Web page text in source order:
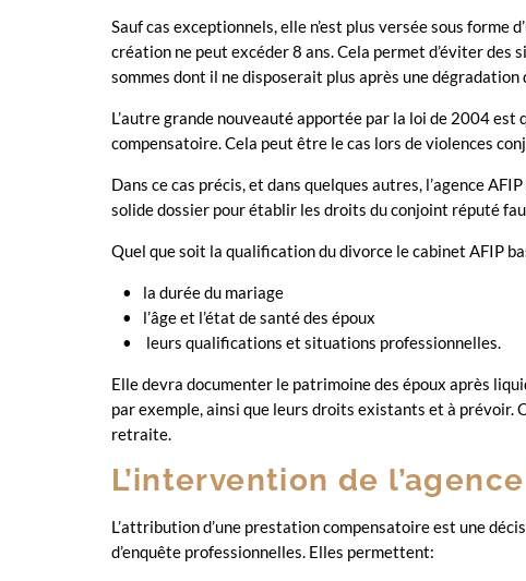
Sauf cas exceptionnels, elle n’est plus versée sous forme
création ne peut excéder 8 ans. Cela permet d’éviter
sommes dont il ne disposerait plus après une
L’autre grande nouveauté apportée par la loi de 2004
compensatoire. Cela peut être le cas lors de violences
Dans ce cas précis, et dans quelques autres, l’agence
solide dossier pour établir les droits du conjoint réputé
Quel que soit la qualification du divorce le cabinet AFIP
la durée du mariage
l’âge et l’état de santé des époux
leurs qualifications et situations professionnelles.
Elle devra documenter le patrimoine des époux après
par exemple, ainsi que leurs droits existants et à prévoir.
retraite.
L’intervention de
L’attribution d’une prestation compensatoire est une
d’enquête professionnelles. Elles permettent: